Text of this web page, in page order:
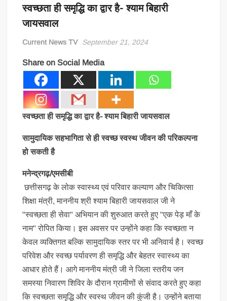
स्वच्छता ही समृद्धि का द्वार है- श्याम बिहारी
जायसवाल
Current News TV September 21, 2024
Share on Social Media
स्वच्छता ही समृद्धि का द्वार है- श्याम बिहारी जायसवाल
सामुदायिक सहभागिता से ही स्वच्छ स्वस्थ जीवन की परिकल्पना
हो सकती है
मनेन्द्रगढ़/एमसीबी
छत्तीसगढ़ के लोक स्वास्थ्य एवं परिवार कल्याण और चिकित्सा
शिक्षा मंत्री, माननीय श्री श्याम बिहारी जायसवाल जी ने
"स्वच्छता ही सेवा" अभियान की शुरुआत करते हुए "एक पेड़ माँ के
नाम" रोपित किया। इस अवसर पर उन्होंने कहा कि स्वच्छता न
केवल व्यक्तिगत बल्कि सामुदायिक स्तर पर भी अनिवार्य है। स्वच्छ
परिवेश और स्वच्छ पर्यावरण ही समृद्धि और बेहतर स्वास्थ्य का
आधार होते हैं। आगे माननीय मंत्री जी ने जिला स्तरीय जन
समस्या निवारण शिविर के दौरान ग्रामीणों से संवाद करते हुए कहा
कि स्वच्छता समृद्धि और स्वस्थ जीवन की कुंजी है। उन्होंने बताया